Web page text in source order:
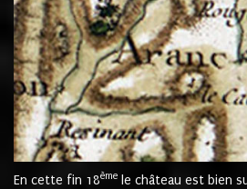
En cette fin 18ème le château est bien